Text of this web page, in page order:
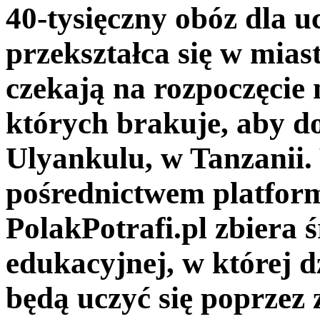
40-tysięczny obóz dla
przekształca się w
czekają na
których brakuje, aby
Ulyankulu, w
pośrednictwem
PolakPotrafi.pl zbiera
edukacyjnej, w której
będą uczyć się